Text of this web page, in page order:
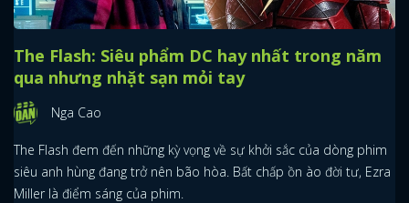
The Flash: Siêu phẩm DC hay nhất trong năm
qua nhưng nhặt sạn mỏi tay
Nga Cao
The Flash đem đến những kỳ vọng về sự khởi sắc của dòng phim
siêu anh hùng đang trở nên bão hòa. Bất chấp ồn ào đời tư, Ezra
Miller là điểm sáng của phim.